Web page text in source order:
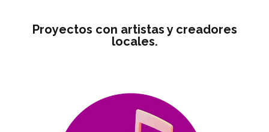
Proyectos con artistas y creadores
locales.